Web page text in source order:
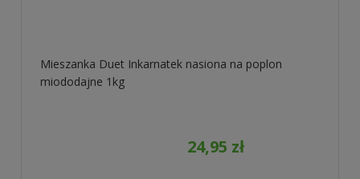
Mieszanka Duet Inkarnatek nasiona na poplon
miododajne 1kg
24,95 zł